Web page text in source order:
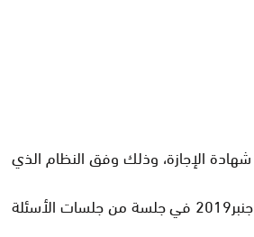
الإجازة، وذلك وفق النظام الذي
وأكد وزير التعليم هذا القرار الجديد وهو يتحدث يوم الإثنين 2 دجنبر2019 في جلسة من جلسات الأسئلة